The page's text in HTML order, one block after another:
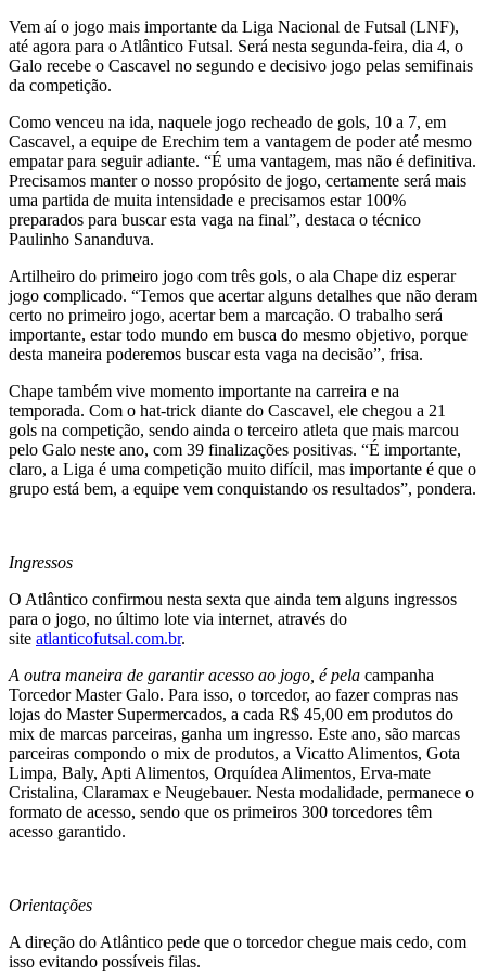
Vem aí o jogo mais importante da Liga Nacional de Futsal (LNF),
até agora para o Atlântico Futsal. Será nesta segunda-feira, dia 4, o
Galo recebe o Cascavel no segundo e decisivo jogo pelas semifinais
da competição.
Como venceu na ida, naquele jogo recheado de gols, 10 a 7, em
Cascavel, a equipe de Erechim tem a vantagem de poder até mesmo
empatar para seguir adiante. “É uma vantagem, mas não é definitiva.
Precisamos manter o nosso propósito de jogo, certamente será mais
uma partida de muita intensidade e precisamos estar 100%
preparados para buscar esta vaga na final”, destaca o técnico
Paulinho Sananduva.
Artilheiro do primeiro jogo com três gols, o ala Chape diz esperar
jogo complicado. “Temos que acertar alguns detalhes que não deram
certo no primeiro jogo, acertar bem a marcação. O trabalho será
importante, estar todo mundo em busca do mesmo objetivo, porque
desta maneira poderemos buscar esta vaga na decisão”, frisa.
Chape também vive momento importante na carreira e na
temporada. Com o hat-trick diante do Cascavel, ele chegou a 21
gols na competição, sendo ainda o terceiro atleta que mais marcou
pelo Galo neste ano, com 39 finalizações positivas. “É importante,
claro, a Liga é uma competição muito difícil, mas importante é que o
grupo está bem, a equipe vem conquistando os resultados”, pondera.
Ingressos
O Atlântico confirmou nesta sexta que ainda tem alguns ingressos
para o jogo, no último lote via internet, através do
site atlanticofutsal.com.br.
A outra maneira de garantir acesso ao jogo, é pela campanha
Torcedor Master Galo. Para isso, o torcedor, ao fazer compras nas
lojas do Master Supermercados, a cada R$ 45,00 em produtos do
mix de marcas parceiras, ganha um ingresso. Este ano, são marcas
parceiras compondo o mix de produtos, a Vicatto Alimentos, Gota
Limpa, Baly, Apti Alimentos, Orquídea Alimentos, Erva-mate
Cristalina, Claramax e Neugebauer. Nesta modalidade, permanece o
formato de acesso, sendo que os primeiros 300 torcedores têm
acesso garantido.
Orientações
A direção do Atlântico pede que o torcedor chegue mais cedo, com
isso evitando possíveis filas.